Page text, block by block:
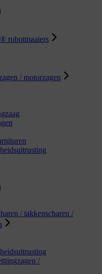
robotmaaiers
/ motorzagen
/ takkenscharen /
/